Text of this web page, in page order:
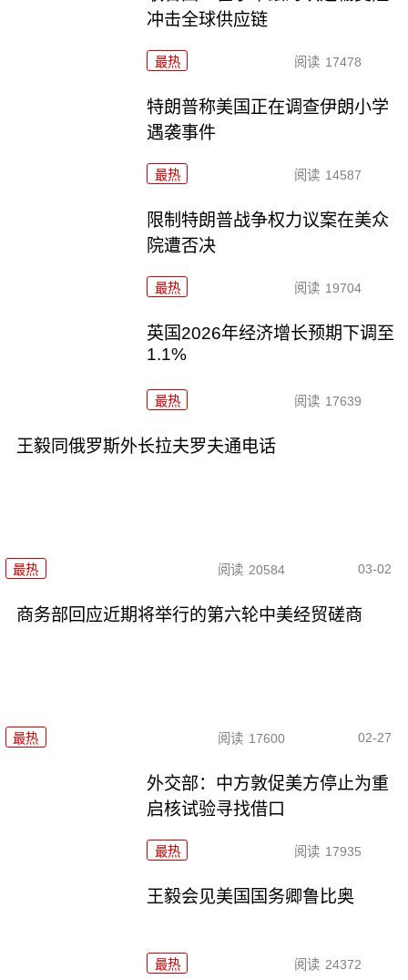
冲击全球供应链
最热 阅读 17478
特朗普称美国正在调查伊朗小学
遇袭事件
最热 阅读 14587
限制特朗普战争权力议案在美众
院遭否决
最热 阅读 19704
英国2026年经济增长预期下调至
1.1%
最热 阅读 17639
王毅同俄罗斯外长拉夫罗夫通电话
最热 阅读 20584 03-02
商务部回应近期将举行的第六轮中美经贸磋商
最热 阅读 17600 02-27
外交部：中方敦促美方停止为重
启核试验寻找借口
最热 阅读 17935
王毅会见美国国务卿鲁比奥
最热 阅读 24372